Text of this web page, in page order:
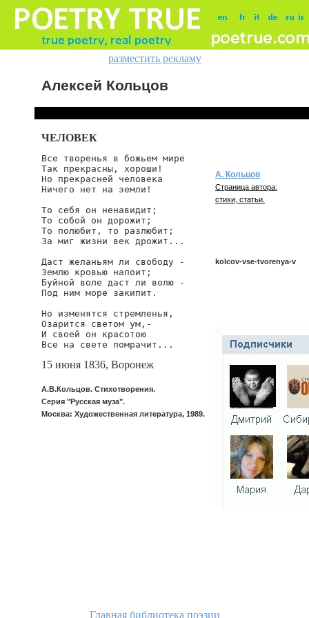
разместить рекламу
Алексей Кольцов
ЧЕЛОВЕК
Все творенья в божьем мире
Так прекрасны, хороши!
Но прекрасней человека
Ничего нет на земли!
То себя он ненавидит;
То собой он дорожит;
То полюбит, то разлюбит;
За миг жизни век дрожит...
Даст желаньям ли свободу -
Землю кровью напоит;
Буйной воле даст ли волю -
Под ним море закипит.
Но изменятся стремленья,
Озарится светом ум,-
И своей он красотою
Все на свете помрачит...
15 июня 1836, Воронеж
А.В.Кольцов. Стихотворения.
Серия "Русская муза".
Москва: Художественная литература, 1989.
А. Кольцов
Страница автора:
стихи, статьи.
kolcov-vse-tvorenya-v
Главная библиотека поэзии